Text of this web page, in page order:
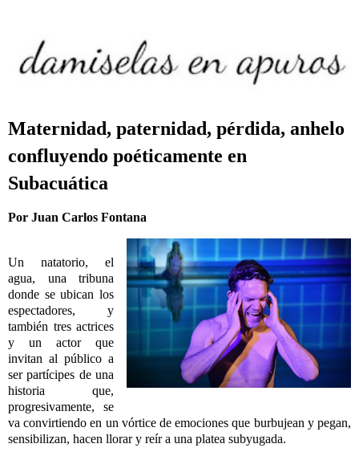
Maternidad, paternidad, pérdida, anhelo
confluyendo poéticamente en
Subacuática
Por Juan Carlos Fontana
Un natatorio, el
agua, una tribuna
donde se ubican los
espectadores, y
también tres actrices
y un actor que
invitan al público a
ser partícipes de una
historia que,
progresivamente, se
va convirtiendo en un vórtice de emociones que burbujean y pegan,
sensibilizan, hacen llorar y reír a una platea subyugada.